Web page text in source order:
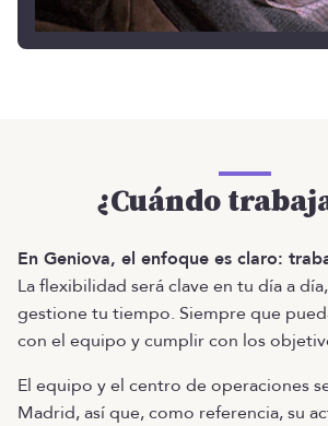
¿Cuándo
En Geniova, el enfoque es claro:
La flexibilidad será clave en tu día a
gestione tu tiempo. Siempre que
con el equipo y cumplir con los
El equipo y el centro de operaciones
Madrid, así que, como referencia, su